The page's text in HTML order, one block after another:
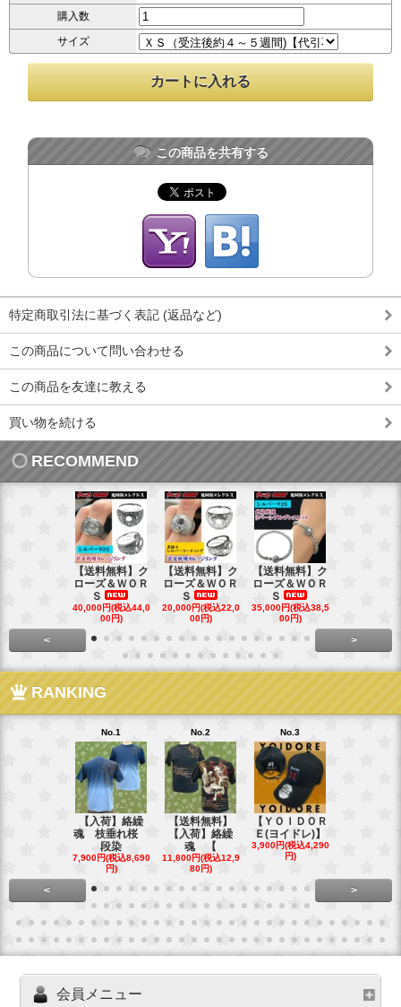
購入数
サイズ
この商品を共有する
特定商取引法に基づく表記 (返品など)
この商品について問い合わせる
この商品を友達に教える
買い物を続ける
RECOMMEND
【送料無料】ク
ローズ＆ＷＯＲ
Ｓ
40,000円(税込44,0
00円)
【送料無料】ク
ローズ＆ＷＯＲ
Ｓ
20,000円(税込22,0
00円)
【送料無料】ク
ローズ＆ＷＯＲ
Ｓ
35,000円(税込38,5
00円)
< >
RANKING
No.1
【入荷】絡繰
魂 枝垂れ桜
段染
7,900円(税込8,690
円)
No.2
【送料無料】
【入荷】絡繰
魂 【
11,800円(税込12,9
80円)
No.3
【ＹＯＩＤＯＲ
Ｅ(ヨイドレ)】
3,900円(税込4,290
円)
< >
会員メニュー